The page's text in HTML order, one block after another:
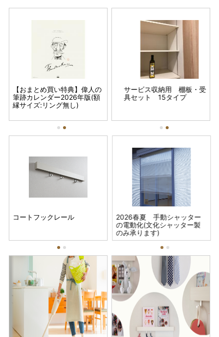
【おまとめ買い特典】偉人の
筆跡カレンダー2026年版(額
縁サイズ:リング無し)
2026春夏 シャッター シ
ャフト・スラット交換(文化
受金 置き畳 目積
サービス収納用 棚板・受金
具セット 15タイプ
コートフックレール 置き畳 禅 コート
ウチノコトサービス (大掃
2026春夏 手動シャッター
の電動化(文化シャッター製
のみ承ります)